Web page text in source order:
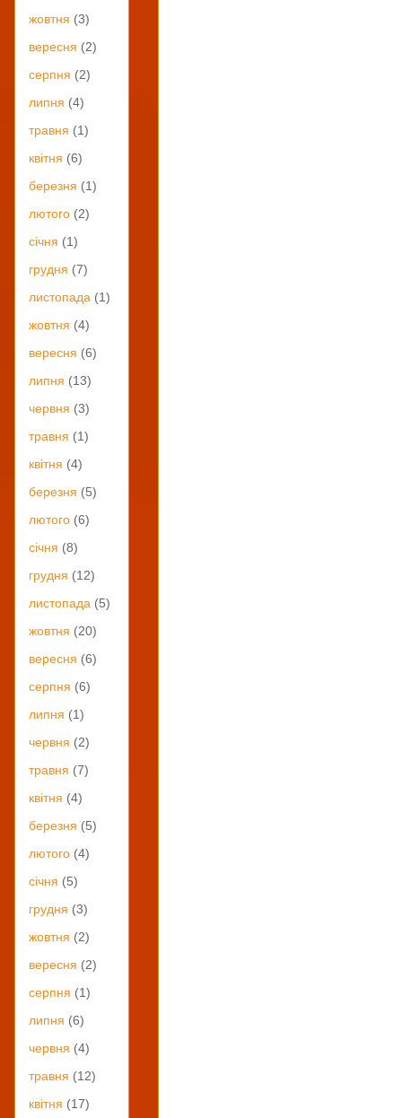
жовтня (3)
вересня (2)
серпня (2)
липня (4)
травня (1)
квітня (6)
березня (1)
лютого (2)
січня (1)
грудня (7)
листопада (1)
жовтня (4)
вересня (6)
липня (13)
червня (3)
травня (1)
квітня (4)
березня (5)
лютого (6)
січня (8)
грудня (12)
листопада (5)
жовтня (20)
вересня (6)
серпня (6)
липня (1)
червня (2)
травня (7)
квітня (4)
березня (5)
лютого (4)
січня (5)
грудня (3)
жовтня (2)
вересня (2)
серпня (1)
липня (6)
червня (4)
травня (12)
квітня (17)